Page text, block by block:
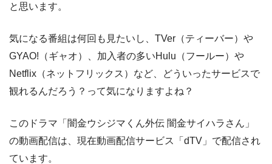
と思います。
気になる番組は何回も見たいし、TVer（ティーバー）や
GYAO!（ギャオ）、加入者の多いHulu（フールー）や
Netflix（ネットフリックス）など、どういったサービスで
観れるんだろう？って気になりますよね？
このドラマ「闇金ウシジマくん外伝 闇金サイハラさん」
の動画配信は、現在動画配信サービス「dTV」で配信され
ています。